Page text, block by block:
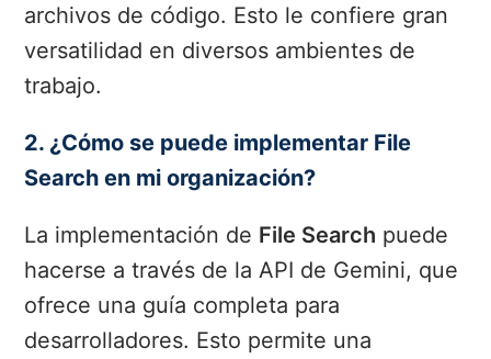
archivos de código. Esto le confiere gran
versatilidad en diversos ambientes de
trabajo.
2. ¿Cómo se puede implementar File
Search en mi organización?
La implementación de File Search puede
hacerse a través de la API de Gemini, que
ofrece una guía completa para
desarrolladores. Esto permite una